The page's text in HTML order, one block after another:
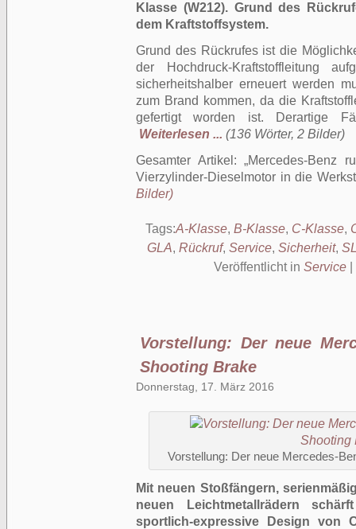
Klasse (W212). Grund des
dem Kraftstoffsystem.
Grund des Rückrufes ist die
der Hochdruck-Kraftstoffleitung
sicherheitshalber erneuert werden
zum Brand kommen, da die
gefertigt worden ist. Derartige
Weiterlesen ... (136 Wörter, 2 Bilder)
Gesamter Artikel: Mercedes-Benz
Vierzylinder-Dieselmotor in die
Bilder)
Tags:A-Klasse, B-Klasse, C-Klasse,
GLA, Rückruf, Service, Sicherheit,
Veröffentlicht in Service|
Vorstellung: Der neue
Shooting Brake
Donnerstag, 17. März 2016
Vorstellung: Der neue Mercedes-
Mit neuen Stoßfängern,
neuen Leichtmetallrädern
sportlich-expressive Design von